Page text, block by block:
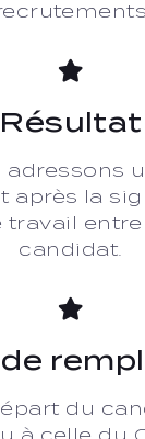
Résultat
adressons
après la
travail entre
candidat.
du